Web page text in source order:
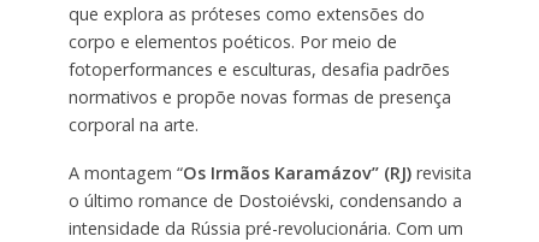
que explora as próteses como extensões do
corpo e elementos poéticos. Por meio de
fotoperformances e esculturas, desafia padrões
normativos e propõe novas formas de presença
corporal na arte.
A montagem “Os Irmãos Karamázov” (RJ)revisita
o último romance de Dostoiévski, condensando a
intensidade da Rússia pré-revolucionária. Com um